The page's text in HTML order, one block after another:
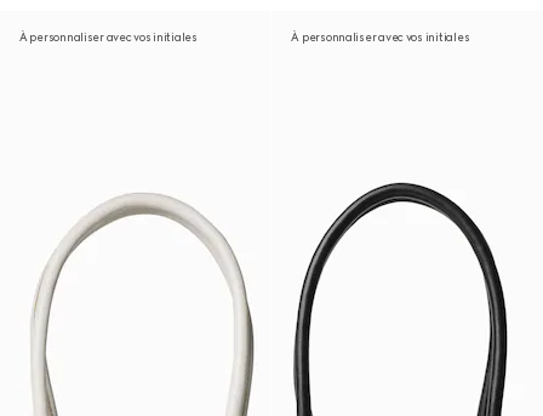
À personnaliser avec vos initiales À personnaliser avec vos initiales